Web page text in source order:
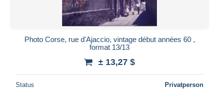
Photo Corse, rue d'Ajaccio, vintage début années 60 ,
format 13/13
± 13,27 $
Status Privatperson